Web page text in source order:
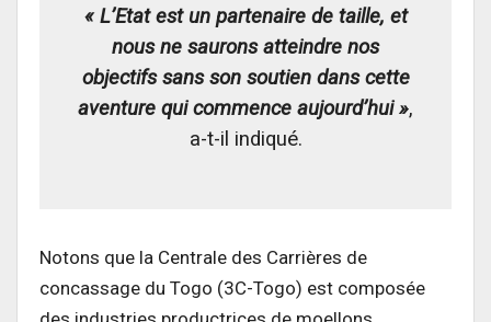
« L’Etat est un partenaire de taille, et
nous ne saurons atteindre nos
objectifs sans son soutien dans cette
aventure qui commence aujourd’hui »,
a-t-il indiqué.
Notons que la Centrale des Carrières de
concassage du Togo (3C-Togo) est composée